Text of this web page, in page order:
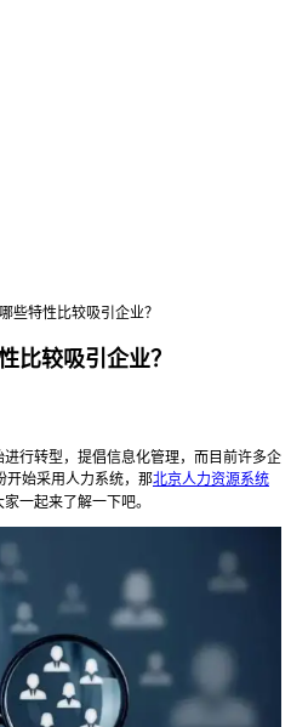
些特性比较吸引企业？
比较吸引企业？
行转型，提倡信息化管理，而目前许多企
开始采用人力系统，那北京人力资源系统
一起来了解一下吧。